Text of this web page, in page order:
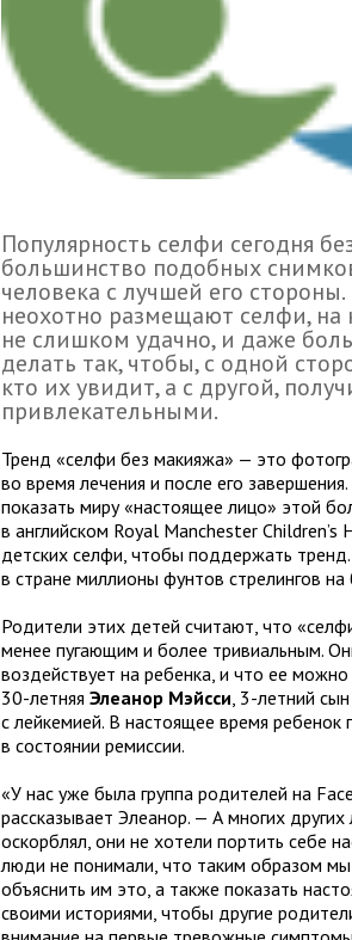
Популярность селфи сегодня
большинство подобных
человека с лучшей его
неохотно размещают селфи, на
не слишком удачно, и даже
делать так, чтобы, с одной
кто их увидит, а с другой,
привлекательными.
Тренд «селфи без макияжа» — это
во время лечения и после его
показать миру «настоящее лицо» этой
в английском Royal Manchester
детских селфи, чтобы поддержать
в стране миллионы фунтов стрелингов на
Родители этих детей считают, что
менее пугающим и более тривиальным.
воздействует на ребенка, и что ее
30-летняяЭлеанор Мэйсси, 3-летний
с лейкемией. В настоящее время ребенок
в состоянии ремиссии.
«У нас уже была группа родителей на
рассказывает Элеанор. — А многих
оскорблял, они не хотели портить себе
люди не понимали, что таким образом
объяснить им это, а также показать
своими историями, чтобы другие